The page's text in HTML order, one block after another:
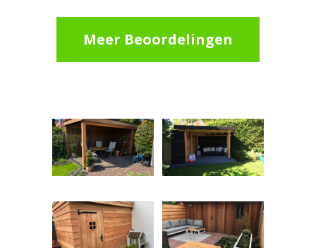
Meer Beoordelingen